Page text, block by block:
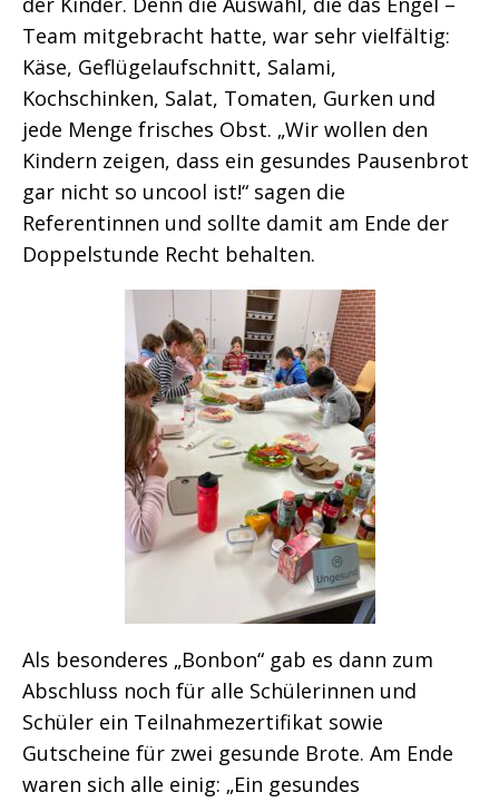
Team mitgebracht hatte, war sehr vielfältig:
Käse, Geflügelaufschnitt, Salami,
Kochschinken, Salat, Tomaten, Gurken und
jede Menge frisches Obst. „Wir wollen den
Kindern zeigen, dass ein gesundes Pausenbrot
gar nicht so uncool ist!“ sagen die
Referentinnen und sollte damit am Ende der
Doppelstunde Recht behalten.
Als besonderes „Bonbon“ gab es dann zum
Abschluss noch für alle Schülerinnen und
Schüler ein Teilnahmezertifikat sowie
Gutscheine für zwei gesunde Brote. Am Ende
waren sich alle einig: „Ein gesundes